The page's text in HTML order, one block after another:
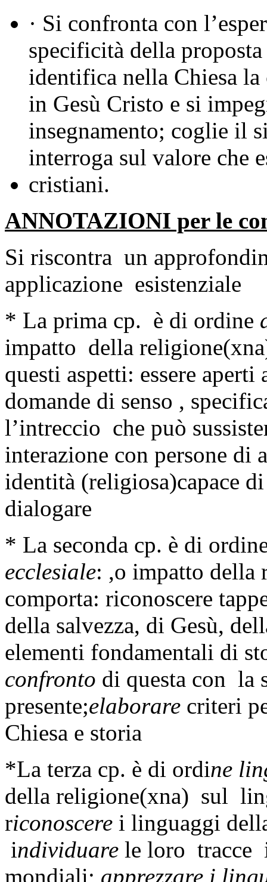
· Si confronta con
specificità della
identifica nella Chiesa
in Gesù Cristo e si
insegnamento; coglie il
interroga sul valore che
cristiani.
ANNOTAZIONI per le
Si riscontra un
applicazione esistenziale
* La prima cp. è di ordine
impatto della
questi aspetti: essere
domande di senso ,
l’intreccio che può
interazione con persone
identità (religiosa)capace
dialogare
* La seconda cp. è di
ecclesiale: ,o impatto
comporta: riconoscere
della salvezza, di Gesù,
elementi fondamentali di
confronto di questa con la
presente;elaborare criteri
Chiesa e storia
*La terza cp. è di ordine
della religione(xna) sul
riconoscere i linguaggi
individuare le loro tracce
mondiali; apprezzare i